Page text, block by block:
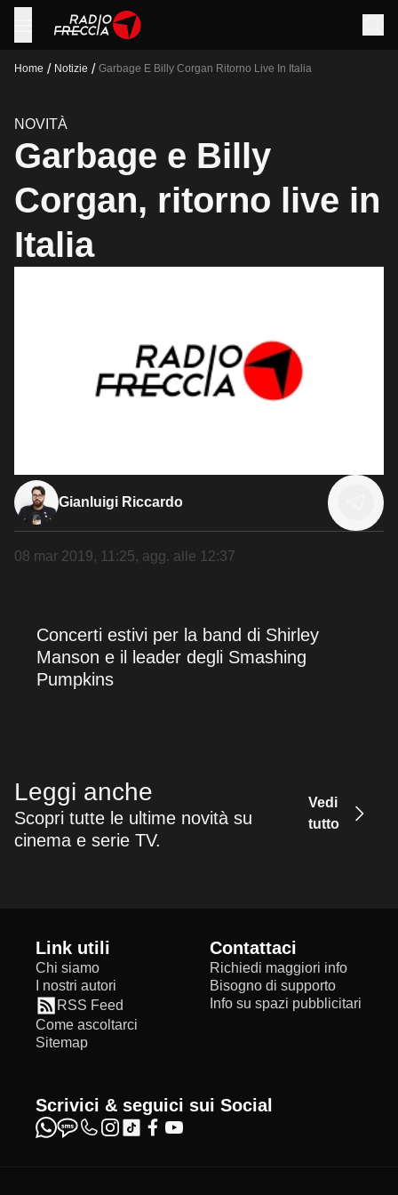
Home / Notizie / Garbage E Billy Corgan Ritorno Live In Italia
NOVITÀ
Garbage e Billy
Corgan, ritorno live in
Italia
Gianluigi Riccardo
08 mar 2019, 11:25, agg. alle 12:37
Concerti estivi per la band di Shirley
Manson e il leader degli Smashing
Pumpkins
Leggi anche
Scopri tutte le ultime novità su
cinema e serie TV.
Vedi
tutto
Link utili
Chi siamo
I nostri autori
RSS Feed
Come ascoltarci
Sitemap
Contattaci
Richiedi maggiori info
Bisogno di supporto
Info su spazi pubblicitari
Scrivici & seguici sui Social